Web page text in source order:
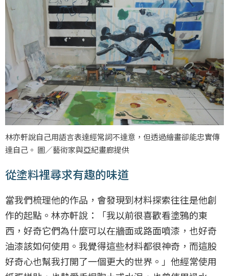
林亦軒說自己用語言表達經常詞不達意，但透過繪畫卻能忠實傳
達自己。 圖／藝術家與亞紀畫廊提供
從塗料裡尋求有趣的味道
當我們梳理他的作品，會發現到材料探索往往是他創
作的起點。林亦軒說：「我以前很喜歡看塗鴉的東
西，好奇它們為什麼可以在牆面或路面噴漆，也好奇
油漆該如何使用。我覺得這些材料都很神奇，而這股
好奇心也幫我打開了一個更大的世界。」他經常使用